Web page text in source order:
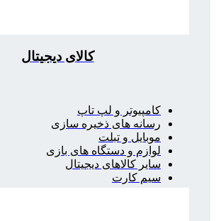
کالای دیجیتال
کامپیوتر و لپ تاپ
رسانه های ذخیره سازی
موبایل و تبلت
لوازم و دستگاه های بازی
سایر کالاهای دیجیتال
سیم کارت